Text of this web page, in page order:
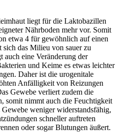
liegt für die Laktobazillen
Nährboden mehr vor. Somit
etwa 4 für gewöhnlich auf einen
das Milieu von sauer zu
auch eine Veränderung der
und Keime es etwas leichter
Daher ist die urogenitale
Anfälligkeit von Reizungen
Gewebe verliert zudem die
somit nimmt auch die Feuchtigkeit
weniger widerstandsfähig,
schneller auftreten
oder sogar Blutungen äußert.